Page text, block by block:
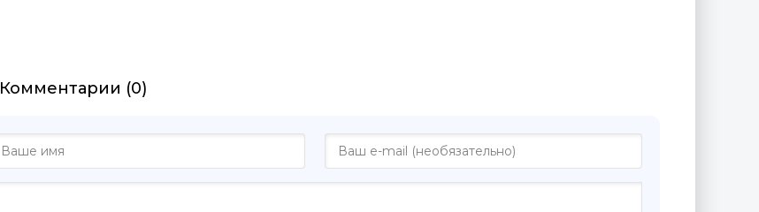
Комментарии (0)